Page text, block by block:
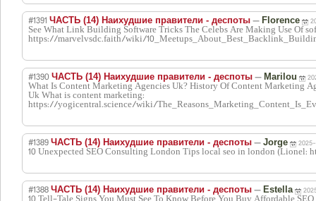
#1391 ЧАСТЬ (14) Наихудшие правители - деспоты — Florence
See What Link Building Software Tricks The Celebs Are Making Use Of
https://marvelvsdc.faith/wiki/
#1390 ЧАСТЬ (14) Наихудшие правители - деспоты — Marilou
What Is Content Marketing Agencies Uk? History Of Content Marketing
Uk What is content marketing:
https://yogicentral.science/wiki/
#1389 ЧАСТЬ (14) Наихудшие правители - деспоты — Jorge
10 Unexpected SEO Consulting London Tips local seo in london
#1388 ЧАСТЬ (14) Наихудшие правители - деспоты — Estella